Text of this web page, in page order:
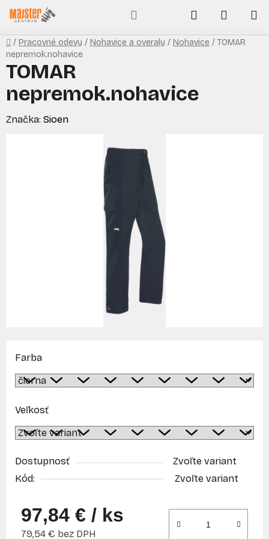
Prejsť
na
obsah
Hľadať
KOŠÍK
Domov
/ Pracovné odevy / Nohavice a overaly / Nohavice / TOMAR
nepremok.nohavice
Farba
Veľkosť
Dostupnosť
Zvoľte variant
Kód:
Zvoľte variant
97,84 € / ks
79,54 € bez DPH
TOMAR
nepremok.nohavice
Značka: Sioen